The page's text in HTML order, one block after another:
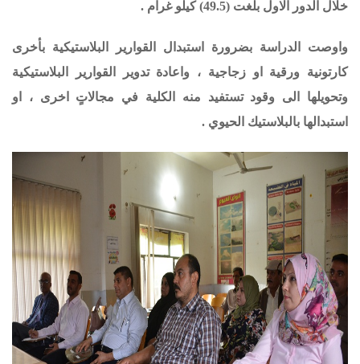
خلال الدور الاول بلغت (49.5) كيلو غرام .
واوصت الدراسة بضرورة استبدال القوارير البلاستيكية بأخرى
كارتونية ورقية او زجاجية ، واعادة تدوير القوارير البلاستيكية
وتحويلها الى وقود تستفيد منه الكلية في مجالاتٍ اخرى ، او
استبدالها بالبلاستيك الحيوي .